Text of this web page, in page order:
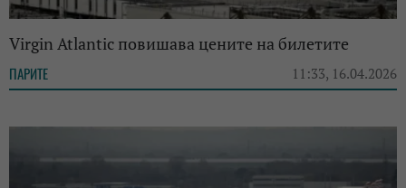
Virgin Atlantic повишава цените на билетите
ПАРИТЕ 11:33, 16.04.2026